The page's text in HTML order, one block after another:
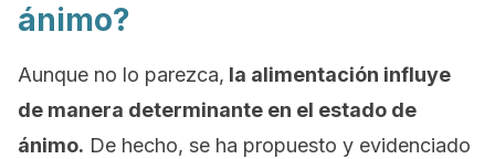
ánimo?
Aunque no lo parezca, la alimentación influye
de manera determinante en el estado de
ánimo. De hecho, se ha propuesto y evidenciado